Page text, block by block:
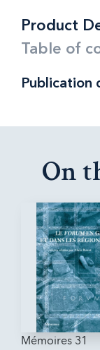
Product
Table of
Publication
On
Mémoires 31